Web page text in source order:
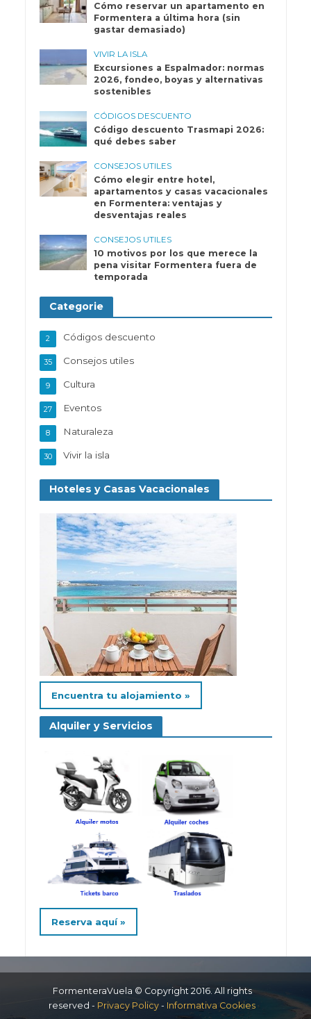
Cómo reservar un apartamento en
Formentera a última hora (sin
gastar demasiado)
VIVIR LA ISLA
Excursiones a Espalmador: normas
2026, fondeo, boyas y alternativas
sostenibles
CÓDIGOS DESCUENTO
Código descuento Trasmapi 2026:
qué debes saber
CONSEJOS UTILES
Cómo elegir entre hotel,
apartamentos y casas vacacionales
en Formentera: ventajas y
desventajas reales
CONSEJOS UTILES
10 motivos por los que merece la
pena visitar Formentera fuera de
temporada
Categorie
Códigos descuento
2
Consejos utiles
35
Cultura
9
Eventos
27
Naturaleza
8
Vivir la isla
30
Hoteles y Casas Vacacionales
Encuentra tu alojamiento »
Alquiler y Servicios
Reserva aquí »
FormenteraVuela © Copyright 2016. All rights
reserved - Privacy Policy - Informativa Cookies